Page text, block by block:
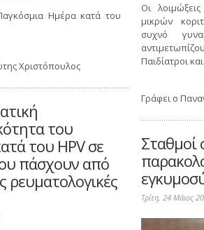
Ημέρα κατά του
Χριστόπουλος
του
του HPV σε
πάσχουν από
ρευματολογικές
Οι
μικρών
συχνό
Παιδίατροι
Γράφει ο
Σταθμοί
Τρίτη, 24 Μάιος